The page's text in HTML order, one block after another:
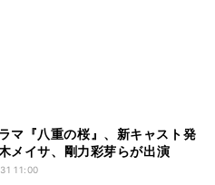
マ『八重の桜』、新キャスト発
メイサ、剛力彩芽らが出演
11:00